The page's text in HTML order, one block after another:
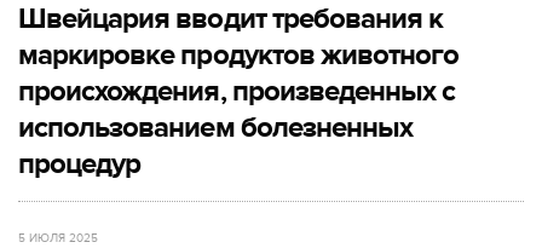
Швейцария вводит требования к
маркировке продуктов животного
происхождения, произведенных с
использованием болезненных
процедур
5 ИЮЛЯ 2025